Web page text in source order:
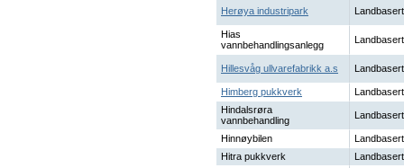
Herøya industripark Landbasert
Hias
vannbehandlingsanlegg
Landbasert
Hillesvåg ullvarefabrikk a.s Landbasert
Himberg pukkverk
Landbasert
Hindalsrøra
vannbehandling
Landbasert
Hinnøybilen
Landbasert
Hitra pukkverk
Landbasert